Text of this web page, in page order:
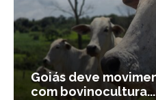
Goiás deve
com bovinocultura...